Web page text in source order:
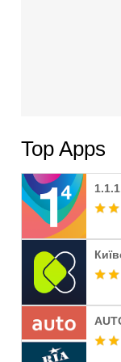
Top Apps